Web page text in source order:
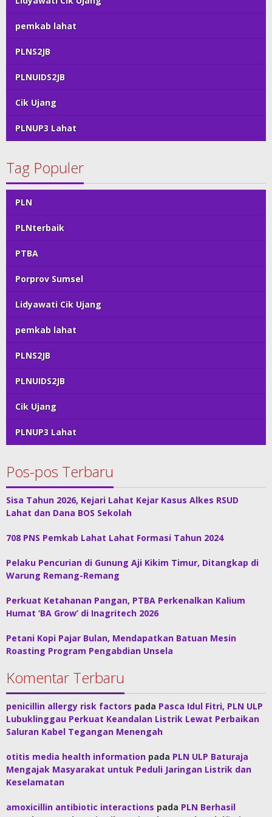
pemkab lahat
PLNS2JB
PLNUIDS2JB
Cik Ujang
PLNUP3 Lahat
Tag Populer
PLN
PLNterbaik
PTBA
Porprov Sumsel
Lidyawati Cik Ujang
pemkab lahat
PLNS2JB
PLNUIDS2JB
Cik Ujang
PLNUP3 Lahat
Pos-pos Terbaru
Sisa Tahun 2026, Kejari Lahat Kejar Kasus Alkes RSUD
Lahat dan Dana BOS Sekolah
708 PNS Pemkab Lahat Lahat Formasi Tahun 2024
Pelaku Pencurian di Gunung Aji Kikim Timur, Ditangkap di
Warung Remang-Remang
Perkuat Ketahanan Pangan, PTBA Perkenalkan Kalium
Humat ‘BA Grow’ di Inagritech 2026
Petani Kopi Pajar Bulan, Mendapatkan Batuan Mesin
Roasting Program Pengabdian Unsela
Komentar Terbaru
penicillin allergy risk factors pada Pasca Idul Fitri, PLN ULP
Lubuklinggau Perkuat Keandalan Listrik Lewat Perbaikan
Saluran Kabel Tegangan Menengah
otitis media health information pada PLN ULP Baturaja
Mengajak Masyarakat untuk Peduli Jaringan Listrik dan
Keselamatan
amoxicillin antibiotic interactions pada PLN Berhasil